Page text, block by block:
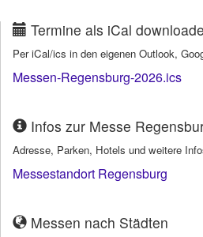
Termine als iCal
Per iCal/ics in den eigenen Outlook,
Messen-Regensburg-2026.ics
Infos zur Messe
Adresse, Parken, Hotels und weitere
Messestandort Regensburg
Messen nach Städten